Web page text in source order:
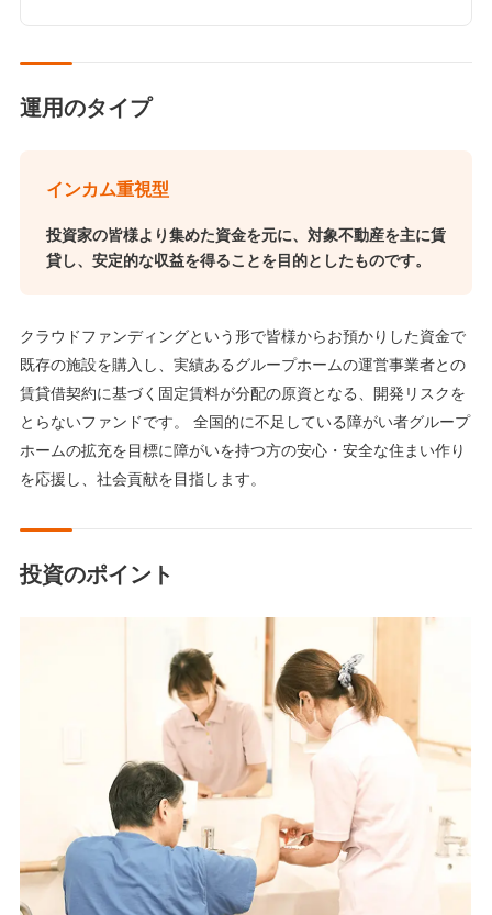
運用のタイプ
インカム重視型
投資家の皆様より集めた資金を元に、対象不動産を主に賃
貸し、安定的な収益を得ることを目的としたものです。
クラウドファンディングという形で皆様からお預かりした資金で
既存の施設を購入し、実績あるグループホームの運営事業者との
賃貸借契約に基づく固定賃料が分配の原資となる、開発リスクを
とらないファンドです。 全国的に不足している障がい者グループ
ホームの拡充を目標に障がいを持つ方の安心・安全な住まい作り
を応援し、社会貢献を目指します。
投資のポイント